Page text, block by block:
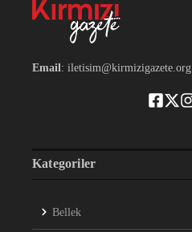
Email: iletisim@kirmizigazete.org
Kategoriler
Bellek